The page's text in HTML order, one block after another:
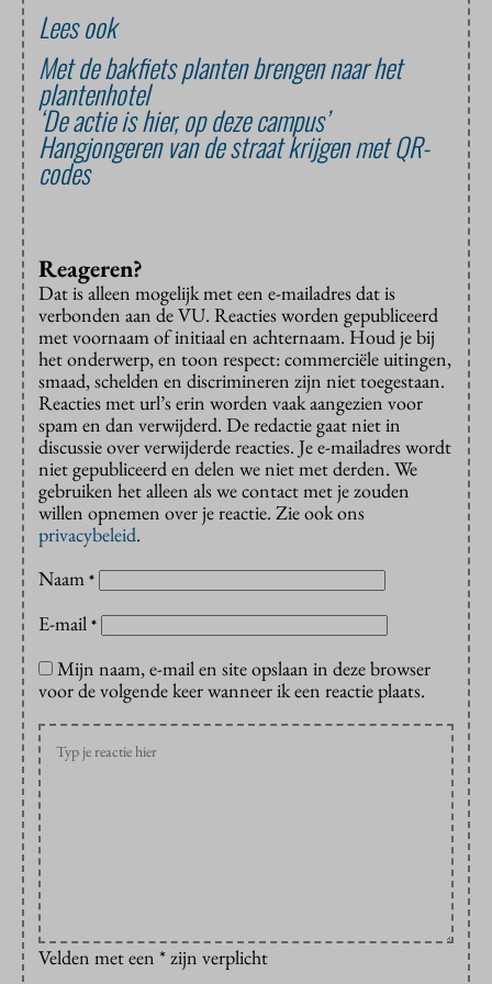
Lees ook
Met de bakfiets planten brengen naar het
plantenhotel
‘De actie is hier, op deze campus’
Hangjongeren van de straat krijgen met QR-
codes
Reageren?
Dat is alleen mogelijk met een e-mailadres dat is
verbonden aan de VU. Reacties worden gepubliceerd
met voornaam of initiaal en achternaam. Houd je bij
het onderwerp, en toon respect: commerciële uitingen,
smaad, schelden en discrimineren zijn niet toegestaan.
Reacties met url’s erin worden vaak aangezien voor
spam en dan verwijderd. De redactie gaat niet in
discussie over verwijderde reacties. Je e-mailadres wordt
niet gepubliceerd en delen we niet met derden. We
gebruiken het alleen als we contact met je zouden
willen opnemen over je reactie. Zie ook ons
privacybeleid.
Naam *
E-mail *
Mijn naam, e-mail en site opslaan in deze browser
voor de volgende keer wanneer ik een reactie plaats.
Velden met een * zijn verplicht